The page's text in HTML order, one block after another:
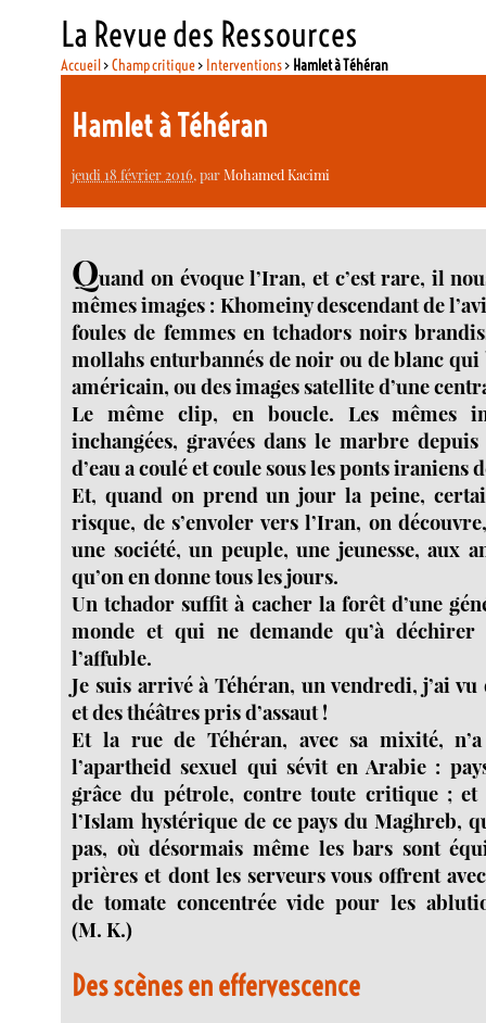
La Revue des Ressources
Accueil>Champ critique> Interventions> Hamlet à Téhéran
Hamlet à Téhéran
jeudi 18 février 2016, parMohamed Kacimi
Quand on évoque l’Iran, et c’est rare, il
mêmes images : Khomeiny descendant de
foules de femmes en tchadors noirs
mollahs enturbannés de noir ou de blanc
américain, ou des images satellite d’une
Le même clip, en boucle. Les mêmes
inchangées, gravées dans le marbre
d’eau a coulé et coule sous les ponts iraniens
Et, quand on prend un jour la peine,
risque, de s’envoler vers l’Iran, on
une société, un peuple, une jeunesse, aux
qu’on en donne tous les jours.
Un tchador suffit à cacher la forêt d’une
monde et qui ne demande qu’à
l’affuble.
Je suis arrivé à Téhéran, un vendredi, j’ai vu
et des théâtres pris d’assaut !
Et la rue de Téhéran, avec sa mixité,
l’apartheid sexuel qui sévit en Arabie :
grâce du pétrole, contre toute critique ; et
l’Islam hystérique de ce pays du Maghreb,
pas, où désormais même les bars sont
prières et dont les serveurs vous offrent
de tomate concentrée vide pour les
(M. K.)
Des scènes en effervescence